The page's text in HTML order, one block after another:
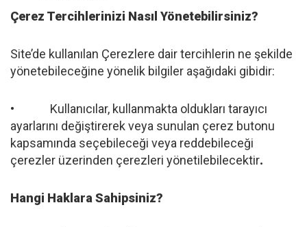
Çerez Tercihlerinizi Nasıl Yönetebilirsiniz?
Site’de kullanılan Çerezlere dair tercihlerin ne şekilde
yönetebileceğine yönelik bilgiler aşağıdaki gibidir:
• Kullanıcılar, kullanmakta oldukları tarayıcı
ayarlarını değiştirerek veya sunulan çerez butonu
kapsamında seçebileceği veya reddebileceği
çerezler üzerinden çerezleri yönetilebilecektir.
Hangi Haklara Sahipsiniz?